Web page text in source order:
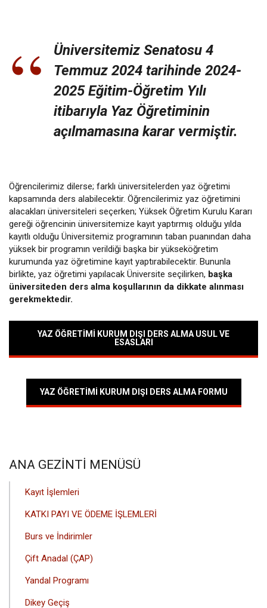
Üniversitemiz Senatosu 4
Temmuz 2024 tarihinde 2024-
2025 Eğitim-Öğretim Yılı
itibarıyla Yaz Öğretiminin
açılmamasına karar vermiştir.
Öğrencilerimiz dilerse; farklı üniversitelerden yaz öğretimi
kapsamında ders alabilecektir. Öğrencilerimiz yaz öğretimini
alacakları üniversiteleri seçerken; Yüksek Öğretim Kurulu Kararı
gereği öğrencinin üniversitemize kayıt yaptırmış olduğu yılda
kayıtlı olduğu Üniversitemiz programının taban puanından daha
yüksek bir programın verildiği başka bir yükseköğretim
kurumunda yaz öğretimine kayıt yaptırabilecektir. Bununla
birlikte, yaz öğretimi yapılacak Üniversite seçilirken, başka
üniversiteden ders alma koşullarının da dikkate alınması
gerekmektedir.
YAZ ÖĞRETİMİ KURUM DIŞI DERS ALMA USUL VE
ESASLARI
YAZ ÖĞRETİMİ KURUM DIŞI DERS ALMA FORMU
ANA GEZINTI MENÜSÜ
Kayıt İşlemleri
KATKI PAYI VE ÖDEME İŞLEMLERİ
Burs ve İndirimler
Çift Anadal (ÇAP)
Yandal Programı
Dikey Geçiş